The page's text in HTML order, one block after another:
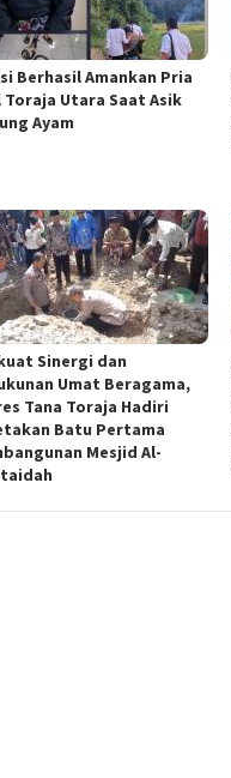
Berhasil Amankan Pria
Toraja Utara Saat Asik
Ayam
Sinergi dan
Umat Beragama,
Tana Toraja Hadiri
Batu Pertama
Mesjid Al-